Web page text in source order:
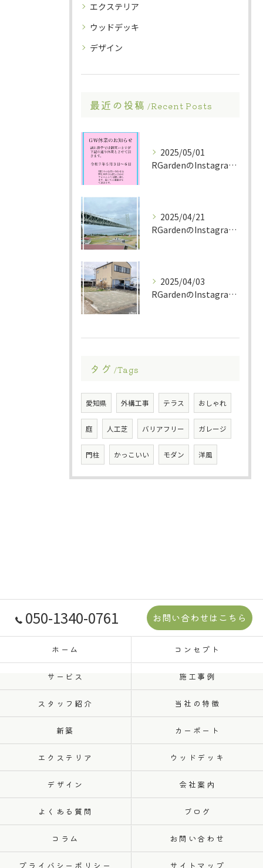
エクステリア
ウッドデッキ
デザイン
最近の投稿 Recent Posts
2025/05/01
RGardenのInstagramへお越し頂き有難う御座いま...
2025/04/21
RGardenのInstagramへお越し頂き有難う御座いま...
2025/04/03
RGardenのInstagramへお越し頂き有難う御座いま...
タグ Tags
愛知県 外構工事 テラス おしゃれ
庭 人工芝 バリアフリー ガレージ
門柱 かっこいい モダン 洋風
050-1340-0761 お問い合わせはこちら
ホーム コンセプト
サービス 施工事例
スタッフ紹介 当社の特徴
新築 カーポート
エクステリア ウッドデッキ
デザイン 会社案内
よくある質問 ブログ
コラム お問い合わせ
プライバシーポリシー サイトマップ